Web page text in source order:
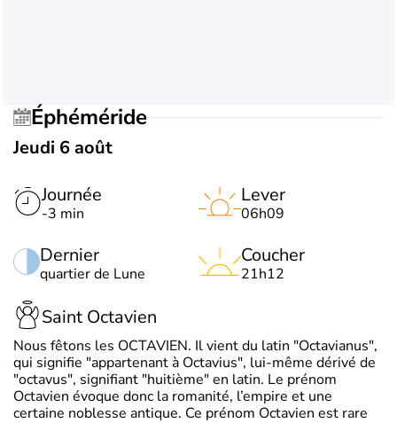
Éphéméride
Jeudi 6 août
Journée
-3 min
Dernier
quartier de Lune
Lever
06h09
Coucher
21h12
Saint Octavien
Nous fêtons les OCTAVIEN. Il vient du latin "Octavianus",
qui signifie "appartenant à Octavius", lui-même dérivé de
"octavus", signifiant "huitième" en latin. Le prénom
Octavien évoque donc la romanité, l’empire et une
certaine noblesse antique. Ce prénom Octavien est rare